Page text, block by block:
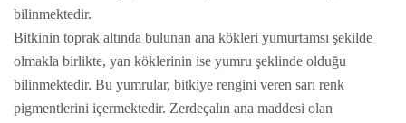
bilinmektedir.
Bitkinin toprak altında bulunan ana kökleri yumurtamsı şekilde
olmakla birlikte, yan köklerinin ise yumru şeklinde olduğu
bilinmektedir. Bu yumrular, bitkiye rengini veren sarı renk
pigmentlerini içermektedir. Zerdeçalın ana maddesi olan